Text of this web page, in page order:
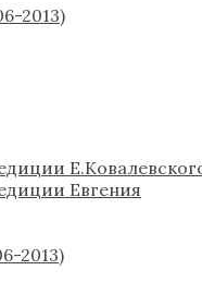
2013)
Евгения
2013)